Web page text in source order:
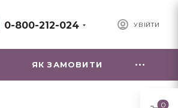
УВІЙТИ
0-800-212-024
ЯК ЗАМОВИТИ
0